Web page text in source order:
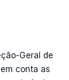
Geral de
conta as